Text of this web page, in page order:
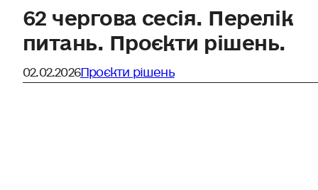
62 чергова сесія. Перелік
питань. Проєкти рішень.
02.02.2026Проєкти рішень